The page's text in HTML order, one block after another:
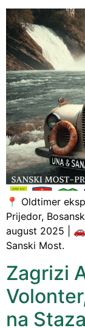
📍 Oldtimer
Prijedor,
august 2025 |
Sanski Most.
Zagrizi
na